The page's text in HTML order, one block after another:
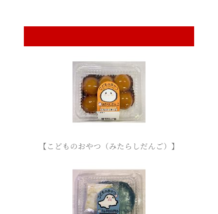
【こどものおやつ（みたらしだんご）】